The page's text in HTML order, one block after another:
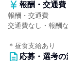
報酬・交通費
報酬・交通費
交通費なし・報酬
＊昼食支給あり
応募・選考の